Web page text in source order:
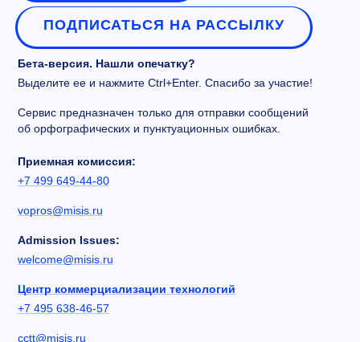
ПОДПИСАТЬСЯ НА РАССЫЛКУ
Бета-версия. Нашли опечатку?
Выделите ее и нажмите Ctrl+Enter. Спасибо за участие!
Сервис предназначен только для отправки сообщений
об орфографических и пунктуационных ошибках.
Приемная комиссия:
+7 499 649-44-80
vopros@misis.ru
Admission Issues:
welcome@misis.ru
Центр коммерциализации технологий
+7 495 638-46-57
cctt@misis.ru